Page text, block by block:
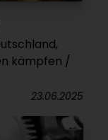
kämpfen /
23.06.2025